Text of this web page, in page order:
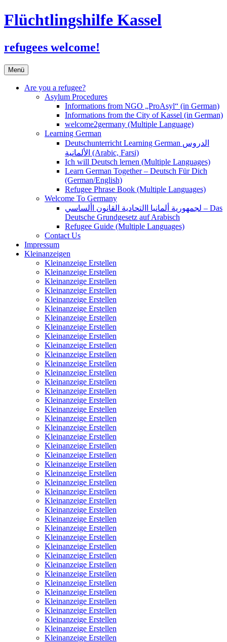
Flüchtlingshilfe Kassel
refugees welcome!
Menü Zum
Inhalt
springen
Are you a refugee?
Asylum Procedures
Informations from NGO „ProAsyl“ (in German)
Informations from the City of Kassel (in German)
welcome2germany (Multiple Language)
Learning German
Deutschunterricht Learning German الدروس
الألمانية (Arabic, Farsi)
Ich will Deutsch lernen (Multiple Languages)
Learn German Together – Deutsch Für Dich
(German/English)
Refugee Phrase Book (Multiple Languages)
Welcome To Germany
لجمهورية ألمانيا االتحادية القانون األساسي – Das
Deutsche Grundgesetz auf Arabisch
Refugee Guide (Multiple Languages)
Contact Us
Impressum
Kleinanzeigen
Kleinanzeige Erstellen
Kleinanzeige Erstellen
Kleinanzeige Erstellen
Kleinanzeige Erstellen
Kleinanzeige Erstellen
Kleinanzeige Erstellen
Kleinanzeige Erstellen
Kleinanzeige Erstellen
Kleinanzeige Erstellen
Kleinanzeige Erstellen
Kleinanzeige Erstellen
Kleinanzeige Erstellen
Kleinanzeige Erstellen
Kleinanzeige Erstellen
Kleinanzeige Erstellen
Kleinanzeige Erstellen
Kleinanzeige Erstellen
Kleinanzeige Erstellen
Kleinanzeige Erstellen
Kleinanzeige Erstellen
Kleinanzeige Erstellen
Kleinanzeige Erstellen
Kleinanzeige Erstellen
Kleinanzeige Erstellen
Kleinanzeige Erstellen
Kleinanzeige Erstellen
Kleinanzeige Erstellen
Kleinanzeige Erstellen
Kleinanzeige Erstellen
Kleinanzeige Erstellen
Kleinanzeige Erstellen
Kleinanzeige Erstellen
Kleinanzeige Erstellen
Kleinanzeige Erstellen
Kleinanzeige Erstellen
Kleinanzeige Erstellen
Kleinanzeige Erstellen
Kleinanzeige Erstellen
Kleinanzeige Erstellen
Kleinanzeige Erstellen
Kleinanzeige Erstellen
Kleinanzeige Erstellen